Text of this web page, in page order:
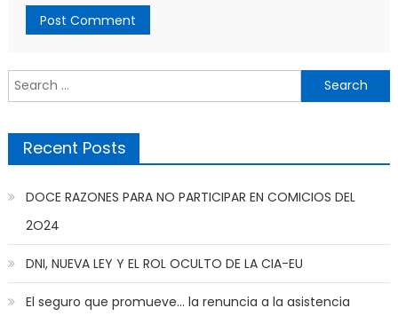
Search
for:
Recent Posts
DOCE RAZONES PARA NO PARTICIPAR EN COMICIOS DEL
2O24
DNI, NUEVA LEY Y EL ROL OCULTO DE LA CIA-EU
El seguro que promueve… la renuncia a la asistencia